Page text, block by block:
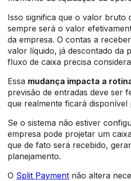
Isso significa que o valor bruto
sempre será o valor
da empresa. O contas a
valor líquido, já descontado da
fluxo de caixa precisa
Essa mudança impacta a
previsão de entradas deve ser
que realmente ficará disponível
Se o sistema não estiver
empresa pode projetar um
que de fato será recebido,
planejamento.
O Split Payment não altera